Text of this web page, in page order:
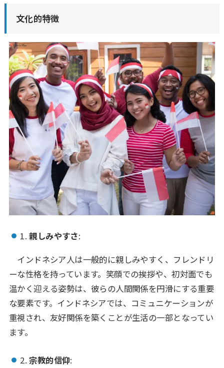
文化的特徴
1.親しみやすさ:
インドネシア人は一般的に親しみやすく、フレンドリ
ーな性格を持っています。笑顔での挨拶や、初対面でも
温かく迎える姿勢は、彼らの人間関係を円滑にする重要
な要素です。インドネシアでは、コミュニケーションが
重視され、友好関係を築くことが生活の一部となってい
ます。
2.宗教的信仰: